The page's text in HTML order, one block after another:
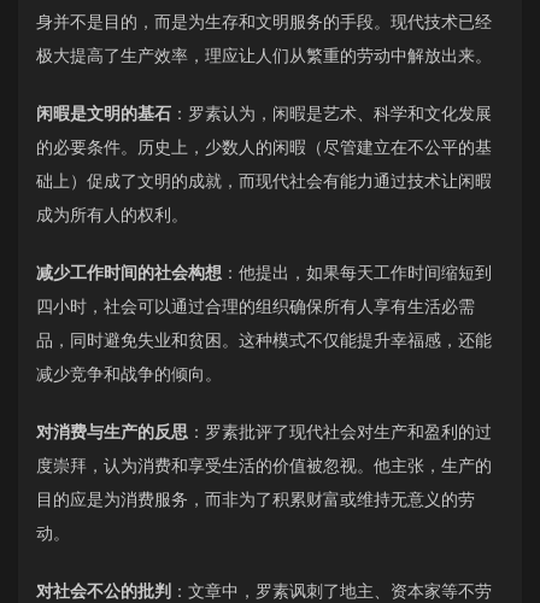
身并不是目的，而是为生存和文明服务的手段。现代技术已经
极大提高了生产效率，理应让人们从繁重的劳动中解放出来。
闲暇是文明的基石 ：罗素认为，闲暇是艺术、科学和文化发展
的必要条件。历史上，少数人的闲暇（尽管建立在不公平的基
础上）促成了文明的成就，而现代社会有能力通过技术让闲暇
成为所有人的权利。
减少工作时间的社会构想 ：他提出，如果每天工作时间缩短到
四小时，社会可以通过合理的组织确保所有人享有生活必需
品，同时避免失业和贫困。这种模式不仅能提升幸福感，还能
减少竞争和战争的倾向。
对消费与生产的反思 ：罗素批评了现代社会对生产和盈利的过
度崇拜，认为消费和享受生活的价值被忽视。他主张，生产的
目的应是为消费服务，而非为了积累财富或维持无意义的劳
动。
对社会不公的批判 ：文章中，罗素讽刺了地主、资本家等不劳